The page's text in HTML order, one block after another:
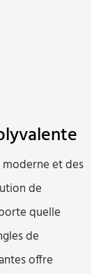
et des
de
quelle
de
offre